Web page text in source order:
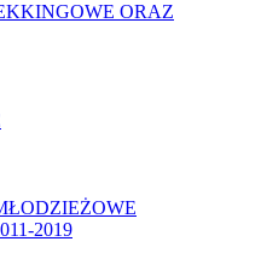
ORAZ
2019